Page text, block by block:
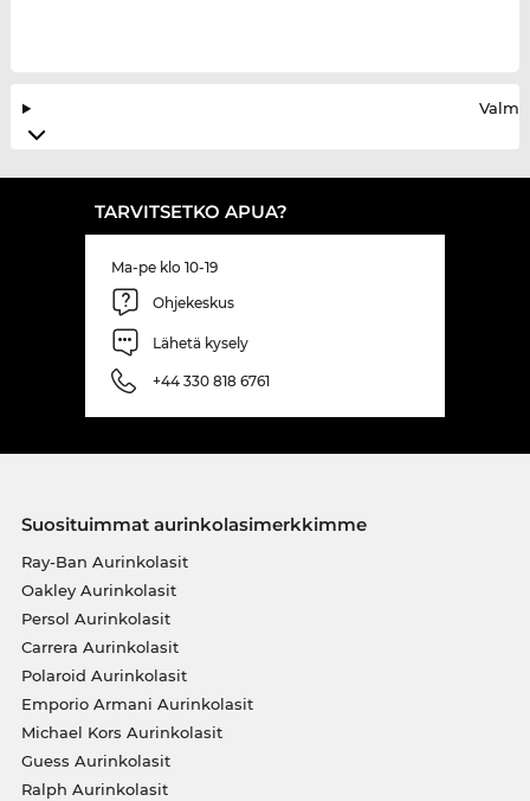
TARVITSETKO APUA?
Ma-pe klo 10-19
Ohjekeskus
Lähetä kysely
+44 330 818 6761
Suosituimmat aurinkolasimerkkimme
Ray-Ban Aurinkolasit
Oakley Aurinkolasit
Persol Aurinkolasit
Carrera Aurinkolasit
Polaroid Aurinkolasit
Emporio Armani Aurinkolasit
Michael Kors Aurinkolasit
Guess Aurinkolasit
Ralph Aurinkolasit